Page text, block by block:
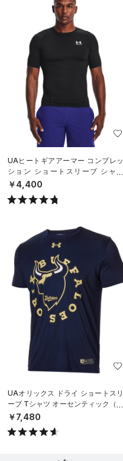
UAヒートギアアーマー コンプレッ
ション ショートスリーブ シャツ
（トレーニング/MEN）
￥4,400
UAオリックス ドライ ショートスリ
ーブ Tシャツ オーセンティック（ベ
ースボール/MEN）
￥7,480